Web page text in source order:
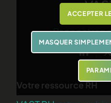
Rencontrez
Votre ressource RH
ACCEPTER
MASQUER